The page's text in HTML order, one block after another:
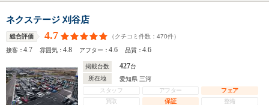
ネクステージ 刈谷店
総合評価 4.7 （クチコミ件数： 470件）
接客：4.7 雰囲気：4.8 アフター：4.6 品質：4.6
掲載台数 427台
所在地
愛知県 三河
スタッフ
アフター
フェア
買取
保証
整備